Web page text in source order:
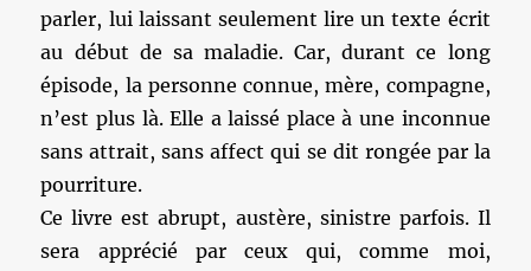
parler, lui laissant seulement lire un texte écrit
au début de sa maladie. Car, durant ce long
épisode, la personne connue, mère, compagne,
n’est plus là. Elle a laissé place à une inconnue
sans attrait, sans affect qui se dit rongée par la
pourriture.
Ce livre est abrupt, austère, sinistre parfois. Il
sera apprécié par ceux qui, comme moi,